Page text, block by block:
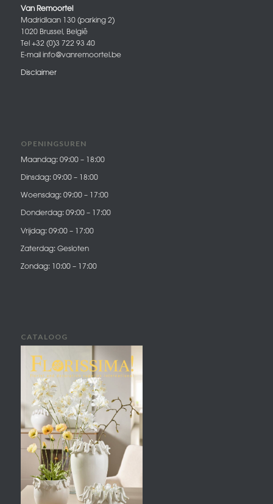
Van Remoortel
Madridlaan 130 (parking 2)
1020 Brussel, België
Tel +32 (0)3 722 93 40
E-mail info@vanremoortel.be
Disclaimer
OPENINGSUREN
Maandag: 09:00 – 18:00
Dinsdag: 09:00 – 18:00
Woensdag: 09:00 – 17:00
Donderdag: 09:00 – 17:00
Vrijdag: 09:00 – 17:00
Zaterdag: Gesloten
Zondag: 10:00 – 17:00
CATALOOG